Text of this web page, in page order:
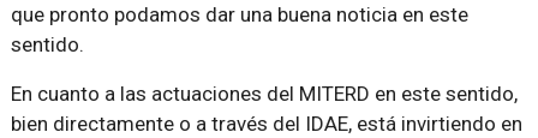
que pronto podamos dar una buena noticia en este
sentido.
En cuanto a las actuaciones del MITERD en este sentido,
bien directamente o a través del IDAE, está invirtiendo en